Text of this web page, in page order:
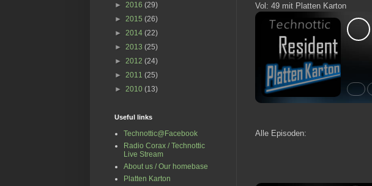
Vol: 49 mit Platten Karton
Alle Episoden:
► 2016 (29)
► 2015 (26)
► 2014 (22)
► 2013 (25)
► 2012 (24)
► 2011 (25)
► 2010 (13)
Useful links
Technottic@Facebook
Radio Corax / Technottic
Live Stream
About us / Our homebase
Platten Karton